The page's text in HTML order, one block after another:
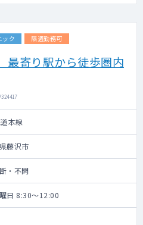
ック 隔週勤務可
最寄り駅から徒歩圏内
本線
藤沢市
・不問
日 8:30～12:00